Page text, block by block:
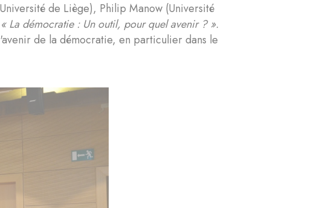
de Liège), Philip Manow (Université
« La démocratie : Un outil, pour quel avenir ? ».
de la démocratie, en particulier dans le